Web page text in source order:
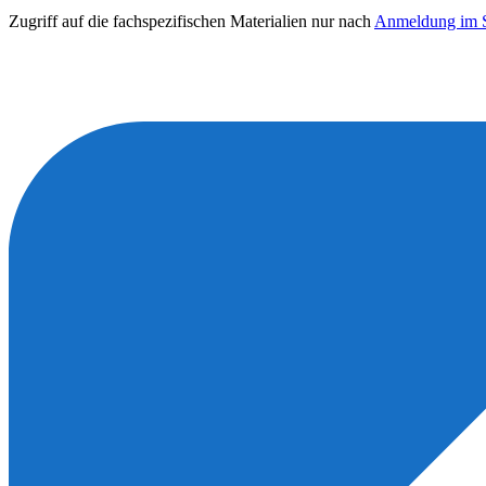
Zugriff auf die fachspezifischen Materialien nur nach Anmeldung im